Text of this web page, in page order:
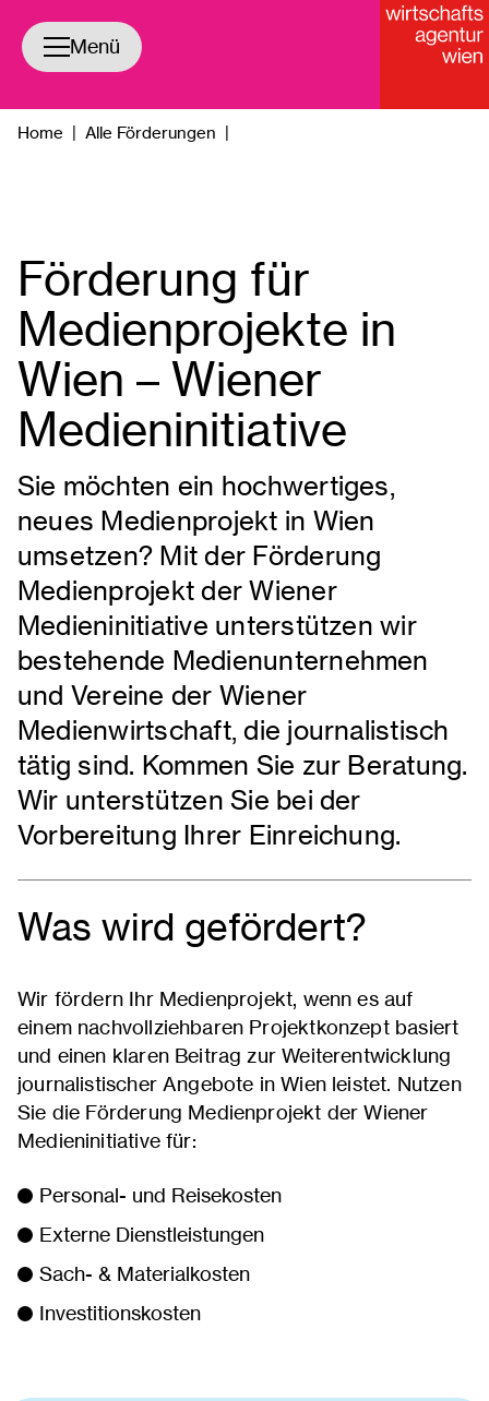
Navigation öffnen/schließen
Menü
Home | Alle Förderungen |
Förderung für
Medienprojekte in
Wien – Wiener
Medieninitiative
Sie möchten ein hochwertiges,
neues Medienprojekt in Wien
umsetzen? Mit der Förderung
Medienprojekt der Wiener
Medieninitiative unterstützen wir
bestehende Medienunternehmen
und Vereine der Wiener
Medienwirtschaft, die journalistisch
tätig sind. Kommen Sie zur Beratung.
Wir unterstützen Sie bei der
Vorbereitung Ihrer Einreichung.
Was wird gefördert?
Wir fördern Ihr Medienprojekt, wenn es auf
einem nachvollziehbaren Projektkonzept basiert
und einen klaren Beitrag zur Weiterentwicklung
journalistischer Angebote in Wien leistet. Nutzen
Sie die Förderung Medienprojekt der Wiener
Medieninitiative für:
Personal- und Reisekosten
Externe Dienstleistungen
Sach- & Materialkosten
Investitionskosten